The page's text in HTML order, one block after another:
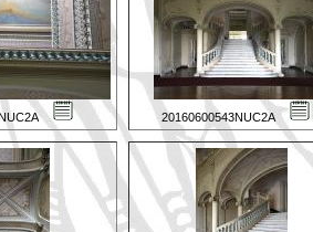
20160600543NUC2A